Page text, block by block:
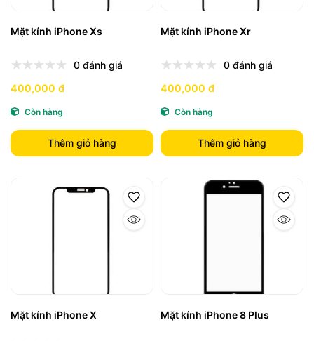
Mặt kính iPhone Xs
0 đánh giá
400,000 đ
Còn hàng
Thêm giỏ hàng
Mặt kính iPhone Xr
0 đánh giá
400,000 đ
Còn hàng
Thêm giỏ hàng
Mặt kính iPhone X Mặt kính iPhone 8 Plus